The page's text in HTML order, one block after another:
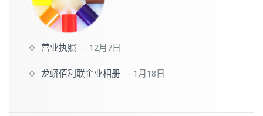
营业执照 - 12月7日
龙蟒佰利联企业相册 - 1月18日